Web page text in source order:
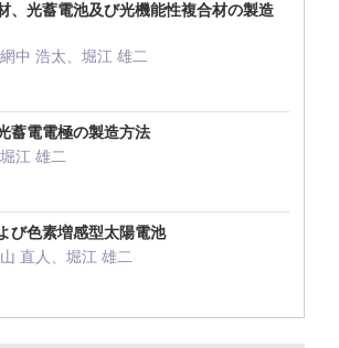
、光蓄電池及び光機能性複合材の製造
中 浩太、堀江 雄二
蓄電電極の製造方法
江 雄二
び色素増感型太陽電池
直人、堀江 雄二